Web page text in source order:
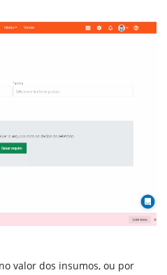
valor dos insumos, ou por